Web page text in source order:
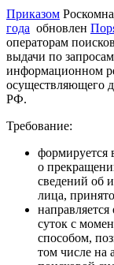
Приказом
года обновлен
операторам
выдачи по
информационном
осуществляющего
РФ.
Требование:
формируется
о
сведений об
лица,
суток с
способом,
том числе на